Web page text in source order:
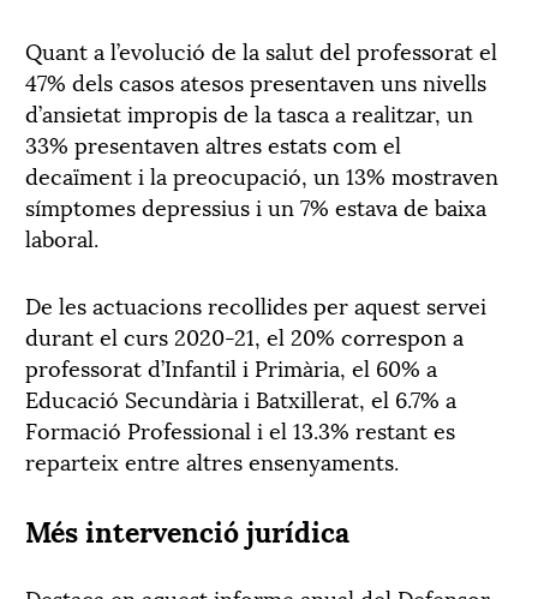
Quant a l’evolució de la salut del professorat el
47% dels casos atesos presentaven uns nivells
d’ansietat impropis de la tasca a realitzar, un
33% presentaven altres estats com el
decaïment i la preocupació, un 13% mostraven
símptomes depressius i un 7% estava de baixa
laboral.
De les actuacions recollides per aquest servei
durant el curs 2020-21, el 20% correspon a
professorat d’Infantil i Primària, el 60% a
Educació Secundària i Batxillerat, el 6.7% a
Formació Professional i el 13.3% restant es
reparteix entre altres ensenyaments.
Més intervenció jurídica